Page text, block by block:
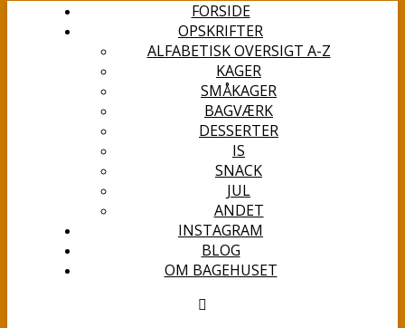
FORSIDE
OPSKRIFTER
ALFABETISK OVERSIGT A-Z
KAGER
SMÅKAGER
BAGVÆRK
DESSERTER
IS
SNACK
JUL
ANDET
INSTAGRAM
BLOG
OM BAGEHUSET